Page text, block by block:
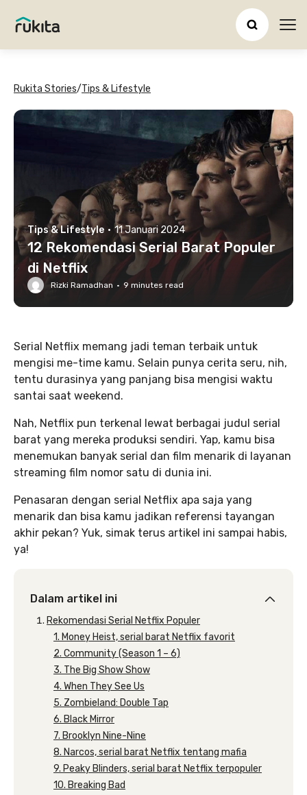
Rukita Stories/Tips & Lifestyle
Tips & Lifestyle · 11 Januari 2024
12 Rekomendasi Serial Barat Populer
di Netflix
Rizki Ramadhan · 9 minutes read
Serial Netflix memang jadi teman terbaik untuk
mengisi me-time kamu. Selain punya cerita seru, nih,
tentu durasinya yang panjang bisa mengisi waktu
santai saat weekend.
Nah, Netflix pun terkenal lewat berbagai judul serial
barat yang mereka produksi sendiri. Yap, kamu bisa
menemukan banyak serial dan film menarik di layanan
streaming film nomor satu di dunia ini.
Penasaran dengan serial Netflix apa saja yang
menarik dan bisa kamu jadikan referensi tayangan
akhir pekan? Yuk, simak terus artikel ini sampai habis,
ya!
Dalam artikel ini
Rekomendasi Serial Netflix Populer
1. Money Heist, serial barat Netflix favorit
2. Community (Season 1 – 6)
3. The Big Show Show
4. When They See Us
5. Zombieland: Double Tap
6. Black Mirror
7. Brooklyn Nine-Nine
8. Narcos, serial barat Netflix tentang mafia
9. Peaky Blinders, serial barat Netflix terpopuler
10. Breaking Bad